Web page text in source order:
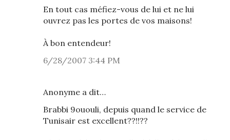
En tout cas méfiez-vous de lui et ne lui
ouvrez pas les portes de vos maisons!
À bon entendeur!
6/28/2007 3:44 PM
Anonyme a dit…
Brabbi 9ououli, depuis quand le service de
Tunisair est excellent??!!??